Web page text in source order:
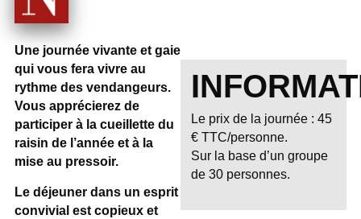
Une journée vivante et gaie
qui vous fera vivre au
rythme des vendangeurs.
Vous apprécierez de
participer à la cueillette du
raisin de l’année et à la
mise au pressoir.
Le déjeuner dans un esprit
convivial est copieux et
Le prix de la journée : 45
€ TTC/personne.
Sur la base d’un groupe
de 30 personnes.